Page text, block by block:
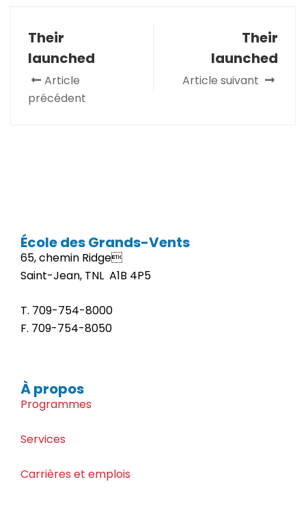
Their
launched
Article
précédent
Their
launched
Article suivant
École des Grands-Vents
65, chemin Ridge
Saint-Jean, TNL A1B 4P5
T. 709-754-8000
F. 709-754-8050
À propos
Programmes
Services
Carrières et emplois